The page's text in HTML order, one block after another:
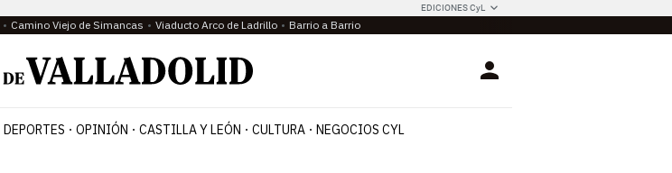
EDICIONES CyL
Camino Viejo de Simancas Viaducto Arco de Ladrillo Barrio a Barrio
Login
DEPORTES OPINIÓN CASTILLA Y LEÓN CULTURA NEGOCIOS CYL